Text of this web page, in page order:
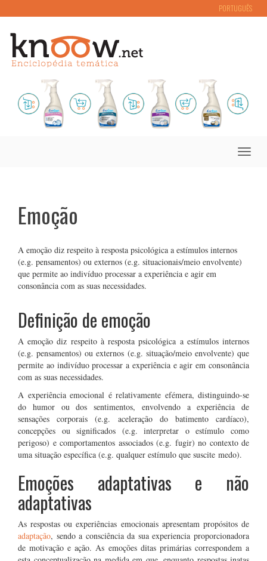
PORTUGUÊS
Toggle
Emoção
A emoção diz respeito à resposta psicológica a estímulos internos
(e.g. pensamentos) ou externos (e.g. situacionais/meio envolvente)
que permite ao indivíduo processar a experiência e agir em
consonância com as suas necessidades.
Definição de emoção
A emoção diz respeito à resposta psicológica a estímulos internos
(e.g. pensamentos) ou externos (e.g. situação/meio envolvente) que
permite ao indivíduo processar a experiência e agir em consonância
com as suas necessidades.
A experiência emocional é relativamente efémera, distinguindo-se
do humor ou dos sentimentos, envolvendo a experiência de
sensações corporais (e.g. aceleração do batimento cardíaco),
concepções ou significados (e.g. interpretar o estímulo como
perigoso) e comportamentos associados (e.g. fugir) no contexto de
uma situação específica (e.g. qualquer estímulo que suscite medo).
Emoções adaptativas e não
adaptativas
As respostas ou experiências emocionais apresentam propósitos de
adaptação, sendo a consciência da sua experiencia proporcionadora
de motivação e ação. As emoções ditas primárias correspondem a